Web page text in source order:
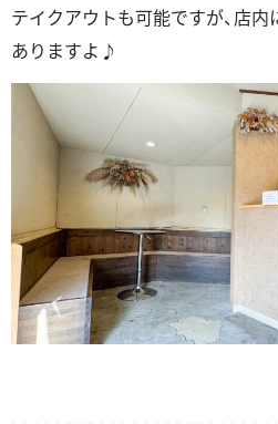
テイクアウトも可能ですが、店内
ありますよ♪